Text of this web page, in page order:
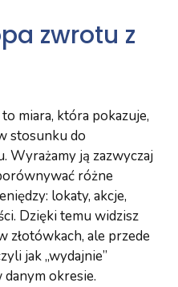
zwrotu z
miara, która pokazuje,
stosunku do
Wyrażamy ją zazwyczaj
różne
lokaty, akcje,
Dzięki temu widzisz
złotówkach, ale przede
jak „wydajnie”
okresie.